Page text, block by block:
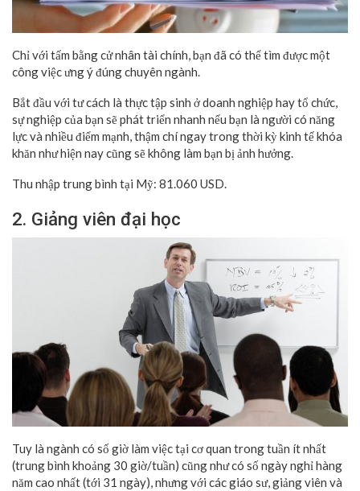
Chỉ với tấm bằng cử nhân tài chính, bạn đã có thể tìm được một
công việc ưng ý đúng chuyên ngành.
Bắt đầu với tư cách là thực tập sinh ở doanh nghiệp hay tổ chức,
sự nghiệp của bạn sẽ phát triển nhanh nếu bạn là người có năng
lực và nhiều điểm mạnh, thậm chí ngay trong thời kỳ kinh tế khóa
khăn như hiện nay cũng sẽ không làm bạn bị ảnh hưởng.
Thu nhập trung bình tại Mỹ: 81.060 USD.
2. Giảng viên đại học
Tuy là ngành có số giờ làm việc tại cơ quan trong tuần ít nhất
(trung bình khoảng 30 giờ/tuần) cũng như có số ngày nghỉ hàng
năm cao nhất (tới 31 ngày), nhưng với các giáo sư, giảng viên và